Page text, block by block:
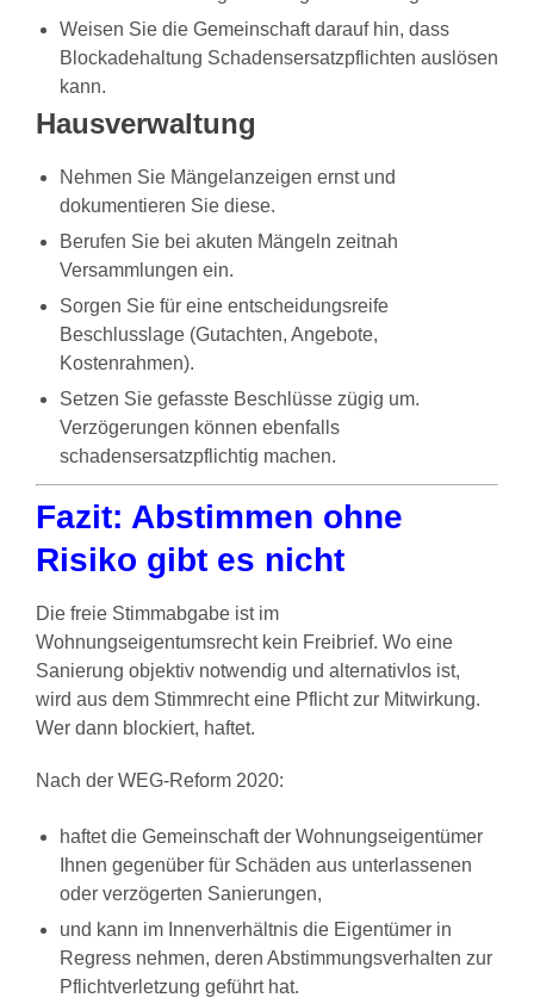
Weisen Sie die Gemeinschaft darauf hin, dass
Blockadehaltung Schadensersatzpflichten auslösen
kann.
Hausverwaltung
Nehmen Sie Mängelanzeigen ernst und
dokumentieren Sie diese.
Berufen Sie bei akuten Mängeln zeitnah
Versammlungen ein.
Sorgen Sie für eine entscheidungsreife
Beschlusslage (Gutachten, Angebote,
Kostenrahmen).
Setzen Sie gefasste Beschlüsse zügig um.
Verzögerungen können ebenfalls
schadensersatzpflichtig machen.
Fazit: Abstimmen ohne
Risiko gibt es nicht
Die freie Stimmabgabe ist im
Wohnungseigentumsrecht kein Freibrief. Wo eine
Sanierung objektiv notwendig und alternativlos ist,
wird aus dem Stimmrecht eine Pflicht zur Mitwirkung.
Wer dann blockiert, haftet.
Nach der WEG-Reform 2020:
haftet die Gemeinschaft der Wohnungseigentümer
Ihnen gegenüber für Schäden aus unterlassenen
oder verzögerten Sanierungen,
und kann im Innenverhältnis die Eigentümer in
Regress nehmen, deren Abstimmungsverhalten zur
Pflichtverletzung geführt hat.